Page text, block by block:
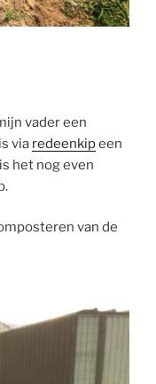
vader een
via redeenkipeen
het nog even
van de